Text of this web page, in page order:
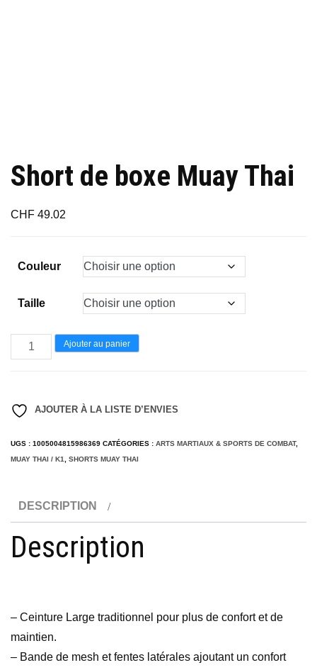
Short de boxe Muay Thai
CHF 49.02
Couleur
Taille
quantité
de
de
Muay
Thai
Ajouter au panier
AJOUTER À LA LISTE D’ENVIES
UGS : 1005004815986369 CATÉGORIES : ARTS MARTIAUX & SPORTS DE COMBAT,
MUAY THAI / K1
SHORTS MUAY THAI
DESCRIPTION
Description
– Ceinture Large traditionnel pour plus de confort et de
maintien.
– Bande de mesh et fentes latérales ajoutant un confort